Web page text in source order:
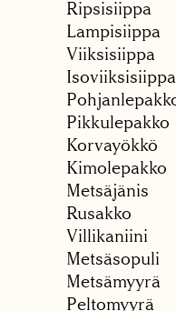
Ripsisiippa
Lampisiippa
Viiksisiippa
Isoviiksisiippa
Pikkulepakko
Korvayökkö
Kimolepakko
Metsäjänis
Rusakko
Villikaniini
Metsäsopuli
Metsämyyrä
Peltomyyrä